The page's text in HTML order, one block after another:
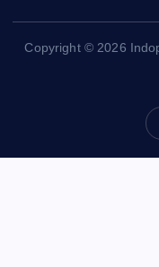
Copyright © 2026